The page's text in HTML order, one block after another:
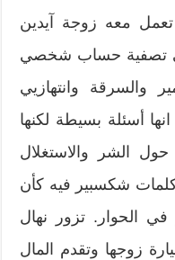
تعمل معه زوجة آيدين
تصفية حساب شخصي
والسرقة وانتهازيي
أسئلة بسيطة لكنها
الشر والاستغلال
شكسبير فيه كأن
في الحوار. تزور نهال
زوجها وتقدم المال